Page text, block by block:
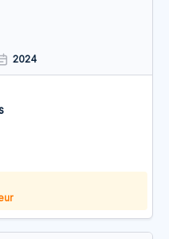
2024